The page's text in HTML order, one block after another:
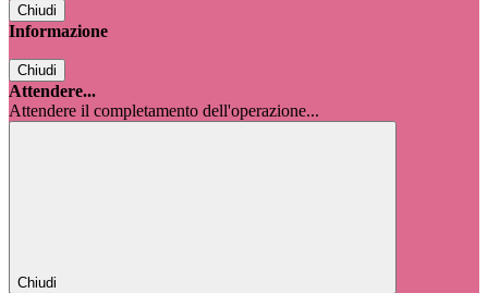
Chiudi
Informazione
Chiudi
Attendere...
Attendere il completamento dell'operazione...
Chiudi